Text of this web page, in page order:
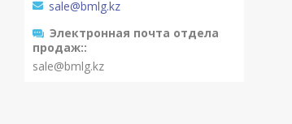
sale@bmlg.kz
Электронная почта отдела
продаж:
sale@bmlg.kz